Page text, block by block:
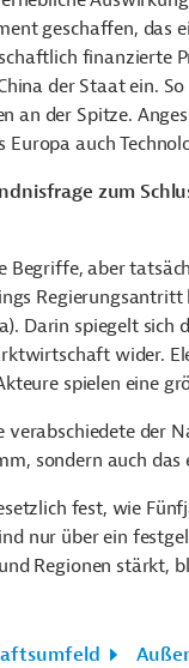
geschaffen, das
finanzierte
der Staat ein.
an der Spitze.
Europa auch
zum
Begriffe, aber
Darin spiegelt
wider.
spielen eine
verabschiedete der
sondern auch
fest, wie
nur über ein
Regionen stärkt,